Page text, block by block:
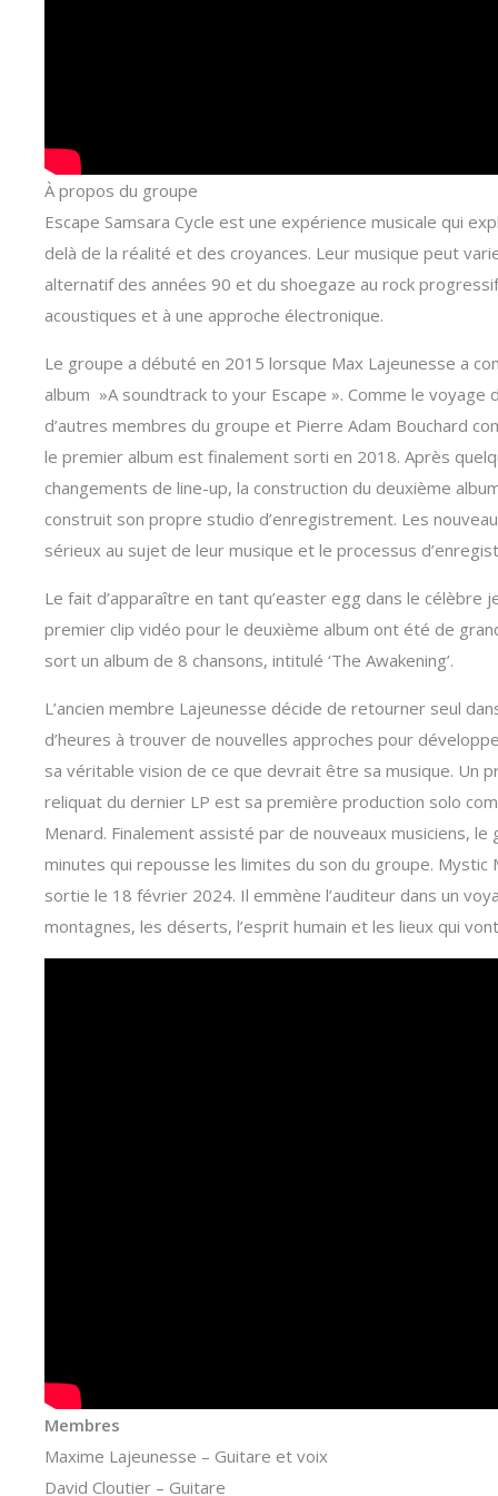
À propos du groupe
Escape Samsara Cycle est une expérience musicale qui
delà de la réalité et des croyances. Leur musique peut
alternatif des années 90 et du shoegaze au rock
acoustiques et à une approche électronique.
Le groupe a débuté en 2015 lorsque Max Lajeunesse a
album »A soundtrack to your Escape ». Comme le voyage
d’autres membres du groupe et Pierre Adam Bouchard
le premier album est finalement sorti en 2018. Après
changements de line-up, la construction du deuxième
construit son propre studio d’enregistrement. Les
sérieux au sujet de leur musique et le processus
Le fait d’apparaître en tant qu’easter egg dans le célèbre
premier clip vidéo pour le deuxième album ont été de
sort un album de 8 chansons, intitulé ‘The Awakening’.
L’ancien membre Lajeunesse décide de retourner seul
d’heures à trouver de nouvelles approches pour
sa véritable vision de ce que devrait être sa musique. Un
reliquat du dernier LP est sa première production solo
Menard. Finalement assisté par de nouveaux musiciens,
minutes qui repousse les limites du son du groupe. Mystic
sortie le 18 février 2024. Il emmène l’auditeur dans un
montagnes, les déserts, l’esprit humain et les lieux qui
Membres
Maxime Lajeunesse – Guitare et voix
David Cloutier – Guitare